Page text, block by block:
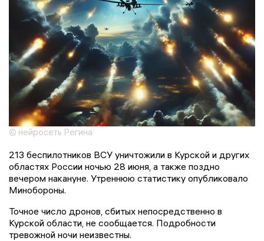
© нейросеть Регина
213 беспилотников ВСУ уничтожили в Курской и других
областях России ночью 28 июня, а также поздно
вечером накануне. Утреннюю статистику опубликовало
Минобороны.
Точное число дронов, сбитых непосредственно в
Курской области, не сообщается. Подробности
тревожной ночи неизвестны.